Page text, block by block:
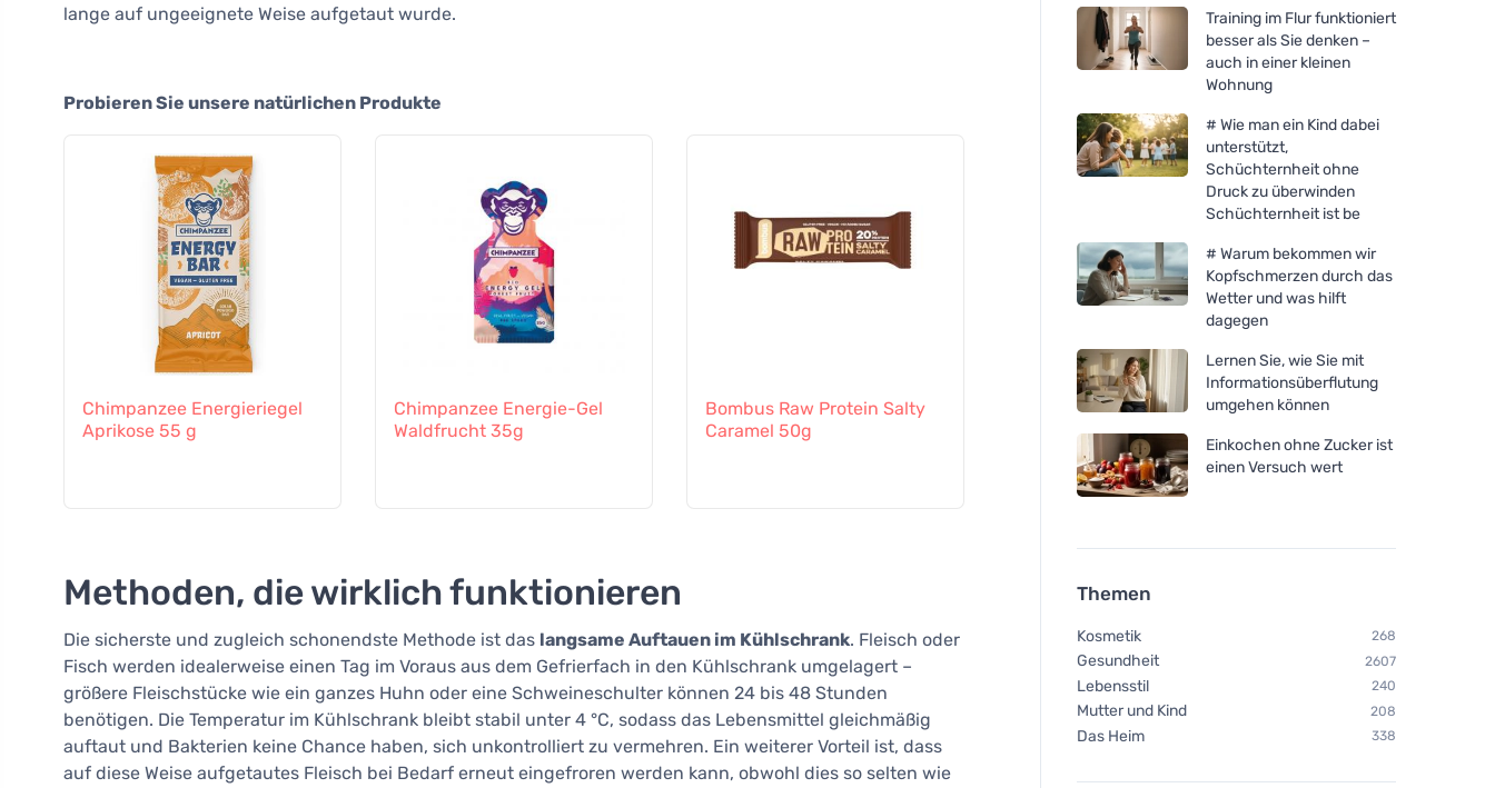
lange auf ungeeignete Weise aufgetaut wurde.
Probieren Sie unsere natürlichen Produkte
Chimpanzee Energieriegel
Aprikose 55 g
Chimpanzee Energie-Gel
Waldfrucht 35g
Bombus Raw Protein Salty
Caramel 50g
Neobotanics Flavo-Lymf -
Tinktur ohne Alkohol (50 ml)
- Lymphsystem und
Gefäßsystem
Methoden, die wirklich funktionieren
Die sicherste und zugleich schonendste Methode ist das langsame Auftauen im Kühlschrank. Fleisch oder
Fisch werden idealerweise einen Tag im Voraus aus dem Gefrierfach in den Kühlschrank umgelagert –
größere Fleischstücke wie ein ganzes Huhn oder eine Schweineschulter können 24 bis 48 Stunden
benötigen. Die Temperatur im Kühlschrank bleibt stabil unter 4 °C, sodass das Lebensmittel gleichmäßig
auftaut und Bakterien keine Chance haben, sich unkontrolliert zu vermehren. Ein weiterer Vorteil ist, dass
auf diese Weise aufgetautes Fleisch bei Bedarf erneut eingefroren werden kann, obwohl dies so selten wie
Training im Flur funktioniert
besser als Sie denken –
auch in einer kleinen
Wohnung
# Wie man ein Kind dabei
unterstützt,
Schüchternheit ohne
Druck zu überwinden
Schüchternheit ist be
# Warum bekommen wir
Kopfschmerzen durch das
Wetter und was hilft
dagegen
Lernen Sie, wie Sie mit
Informationsüberflutung
umgehen können
Einkochen ohne Zucker ist
einen Versuch wert
Themen
Kosmetik 268
Gesundheit 2607
Lebensstil 240
Mutter und Kind 208
Das Heim 338